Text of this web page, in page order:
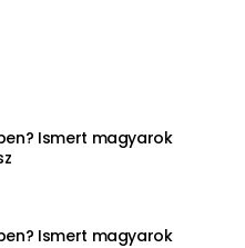
Ismert magyarok
Ismert magyarok